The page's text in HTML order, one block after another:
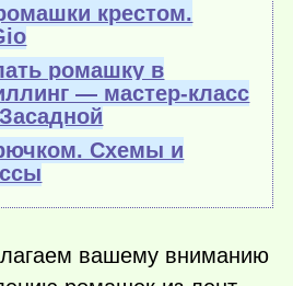
крестом.
ромашку в
— мастер-класс
Схемы и
вашему вниманию